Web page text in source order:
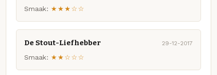
Smaak: ★★★☆☆
De Stout-Liefhebber 29-12-2017
Smaak: ★★☆☆☆